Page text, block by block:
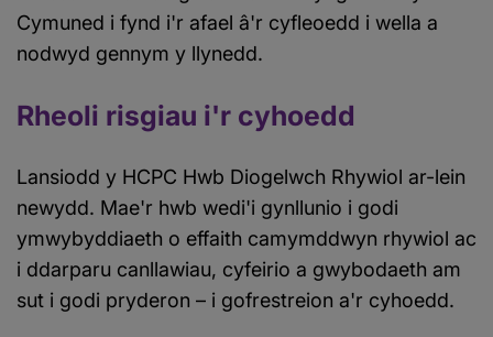
Cymuned i fynd i'r afael â'r cyfleoedd i wella a
nodwyd gennym y llynedd.
Rheoli risgiau i'r cyhoedd
Lansiodd y HCPC Hwb Diogelwch Rhywiol ar-lein
newydd. Mae'r hwb wedi'i gynllunio i godi
ymwybyddiaeth o effaith camymddwyn rhywiol ac
i ddarparu canllawiau, cyfeirio a gwybodaeth am
sut i godi pryderon – i gofrestreion a'r cyhoedd.